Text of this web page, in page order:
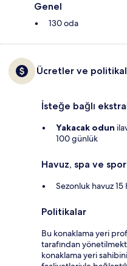
Genel
130 oda
Ücretler ve
İsteğe bağlı
Yakacak odun
100 günlük
Havuz, spa ve
Sezonluk havuz 15
Politikalar
Bu konaklama yeri
tarafından
konaklama yeri